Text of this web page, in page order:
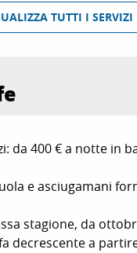
TUTTI I SERVIZI
da 400 € a notte in
e asciugamani
stagione, da
decrescente a